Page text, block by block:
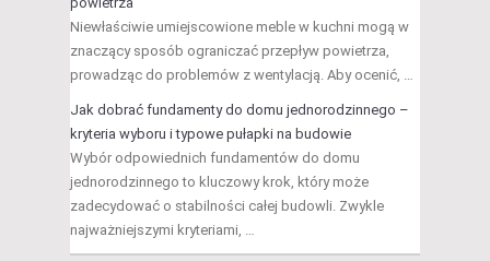
Niewłaściwie umiejscowione meble w kuchni mogą w
znaczący sposób ograniczać przepływ powietrza,
prowadząc do problemów z wentylacją. Aby ocenić, …
Jak dobrać fundamenty do domu jednorodzinnego –
kryteria wyboru i typowe pułapki na budowie
Wybór odpowiednich fundamentów do domu
jednorodzinnego to kluczowy krok, który może
zadecydować o stabilności całej budowli. Zwykle
najważniejszymi kryteriami, …